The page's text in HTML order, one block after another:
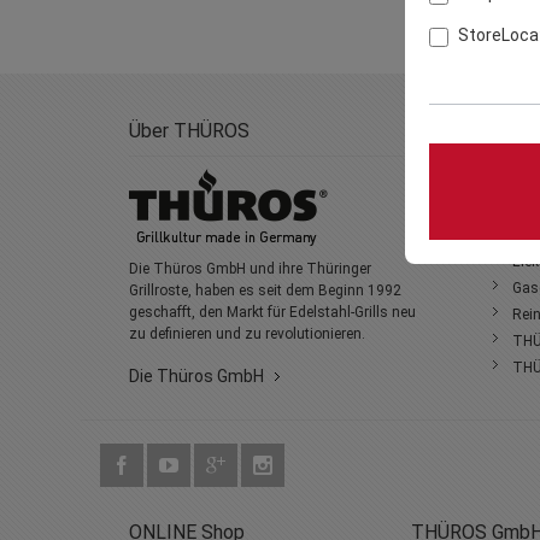
Über THÜROS
Die Thüros GmbH und ihre Thüringer
Grillroste, haben es seit dem Beginn 1992
geschafft, den Markt für Edelstahl-Grills neu
zu definieren und zu revolutionieren.
Die Thüros GmbH
ONLINE Shop THÜROS